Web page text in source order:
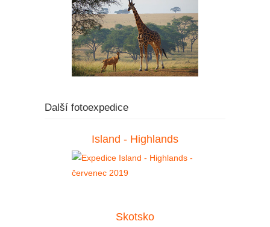
Další fotoexpedice
Island - Highlands
Skotsko